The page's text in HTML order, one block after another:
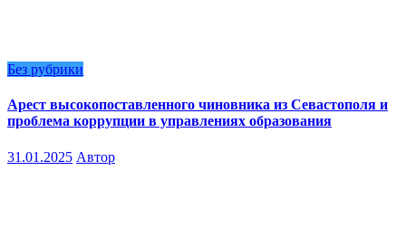
Без рубрики
Арест высокопоставленного чиновника из Севастополя и
проблема коррупции в управлениях образования
31.01.2025 Автор